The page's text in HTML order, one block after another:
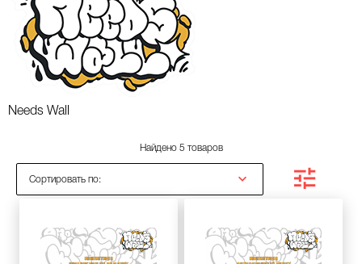
Needs Wall
Найдено 5 товаров
Сортировать по: